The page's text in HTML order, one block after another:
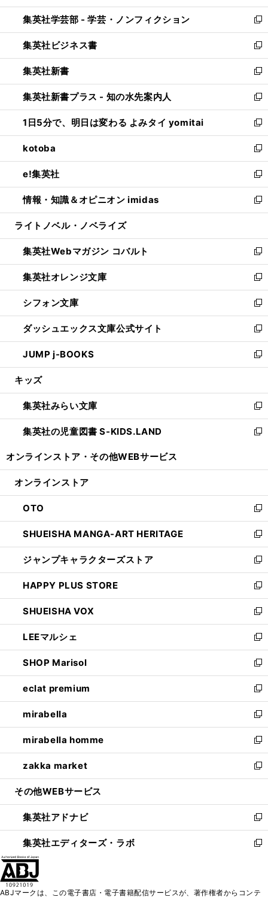
開
く
ウ
で
開
く
ン
ド
ウ
で
開
く
ウ
ィ
ン
ド
ウ
で
開
く
集英社学芸部 - 学芸・ノンフィクション
新
し
い
ウ
ィ
ン
ド
ウ
で
開
く
集英社ビジネス書
新
し
い
ウ
ィ
ン
ド
ウ
で
開
く
集英社新書
新
し
い
ウ
ィ
ン
ド
ウ
で
開
く
集英社新書プラス - 知の水先案内人
新
し
い
ウ
ィ
ン
ド
ウ
で
開
1日5分で、明日は変わる よみタイ yomitai
新
し
い
ウ
ィ
ン
ド
ウ
開
く
kotoba
新
し
い
ウ
ィ
ン
ウ
で
開
く
e!集英社
新
し
い
ウ
ン
ド
ウ
で
開
く
情報・知識＆オピニオン imidas
新
し
ウ
ィ
ン
ド
ウ
で
開
く
ライトノベル・ノベライズ
集英社Webマガジン コバルト
新
し
い
ウ
ィ
ン
ド
ウ
で
開
集英社オレンジ文庫
新
し
い
ウ
ィ
ン
ド
ウ
開
く
シフォン文庫
新
し
い
ウ
ィ
ン
ウ
で
開
く
ダッシュエックス文庫公式サイト
新
し
い
ウ
ン
ド
ウ
で
JUMP j-BOOKS
新
し
ウ
ィ
ン
ド
開
キッズ
集英社みらい文庫
新
し
い
ン
ウ
で
開
く
集英社の児童図書 S-KIDS.LAND
新
ウ
ン
ド
ウ
で
開
く
オンラインストア・ その他WEBサービス
オンラインストア
OTO
新
し
い
ウ
ィ
ン
ド
ウ
で
開
く
SHUEISHA MANGA-ART HERITAGE
新
し
い
ウ
ィ
ン
ド
ウ
で
開
く
ジャンプキャラクターズストア
新
し
い
ウ
ィ
ン
ド
ウ
で
開
く
HAPPY PLUS STORE
新
し
い
ウ
ィ
ン
ド
ウ
で
開
く
SHUEISHA VOX
新
し
い
ウ
ィ
ン
ド
ウ
で
開
く
LEEマルシェ
新
し
い
ウ
ィ
ン
ド
ウ
で
開
く
SHOP Marisol
新
し
い
ウ
ィ
ン
ド
ウ
で
開
eclat premium
新
し
い
ウ
ィ
ン
ド
ウ
開
く
mirabella
新
し
い
ウ
ィ
ン
ウ
で
開
く
mirabella homme
新
し
い
ウ
ン
ド
ウ
で
zakka market
新
し
ウ
ィ
ン
ド
く
その他WEBサービス
集英社アドナビ
新
し
い
集英社エディターズ・ラボ
新
ABJマークは、この電子書店・電子書籍配信サービスが、著作権者からコンテ